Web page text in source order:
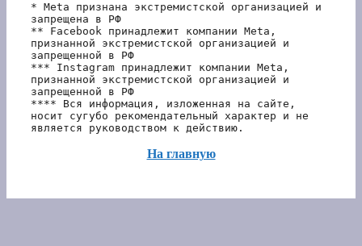
* Meta признана экстремистской организацией и
запрещена в РФ
** Facebook принадлежит компании Meta,
признанной экстремистской организацией и
запрещенной в РФ
*** Instagram принадлежит компании Meta,
признанной экстремистской организацией и
запрещенной в РФ
**** Вся информация, изложенная на сайте,
носит сугубо рекомендательный характер и не
является руководством к действию.
На главную